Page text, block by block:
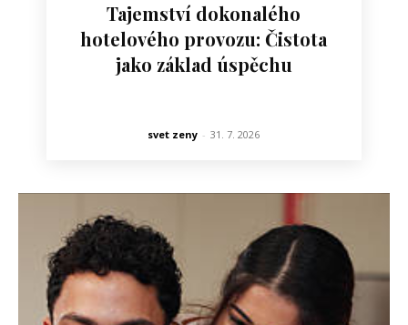
Tajemství dokonalého
hotelového provozu: Čistota
jako základ úspěchu
svet zeny - 31. 7. 2026